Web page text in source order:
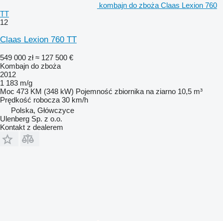
kombajn do zboża Claas Lexion 760
TT
12
Claas Lexion 760 TT
549 000 zł ≈ 127 500 €
Kombajn do zboża
2012
1 183 m/g
Moc 473 KM (348 kW) Pojemność zbiornika na ziarno 10,5 m³
Prędkość robocza 30 km/h
Polska, Główczyce
Ulenberg Sp. z o.o.
Kontakt z dealerem